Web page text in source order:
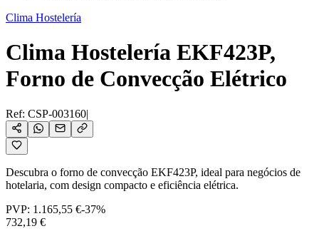
Clima Hostelería
Clima Hostelería EKF423P,
Forno de Convecção Elétrico
Ref: CSP-003160|
Descubra o forno de convecção EKF423P, ideal para negócios de
hotelaria, com design compacto e eficiência elétrica.
PVP: 1.165,55 €-37%
732,19 €